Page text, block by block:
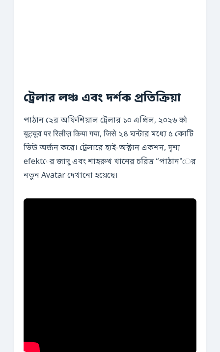
ট্রেলার লঞ্চ এবং দর্শক প্রতিক্রিয়া
পাঠান ২ের অফিশিয়াল ট্রেলার ১০ এপ্রিল, ২০২৬ को
यूट्यूব पर रिलीज़ किया गया, जिसे ২৪ ঘন্টার মধ্যে ৫ কোটি
ভিউ অর্জন করে। ট্রেলারে হাই-অক্টান একশন, দৃশ্য
efektের জাদু এবং শাহরুখ খানের চরিত্র “পাঠান”ের
নতুন Avatar দেখানো হয়েছে।